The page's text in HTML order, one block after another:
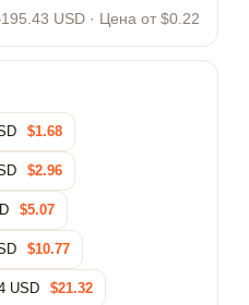
USD · Цена от $0.22
$1.68
$2.96
$5.07
$10.77
USD $21.32